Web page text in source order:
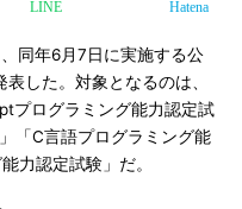
LINE Hatena
同年6月7日に実施する公
した。対象となるのは、
プログラミング能力認定試
「C言語プログラミング能
力認定試験」だ。